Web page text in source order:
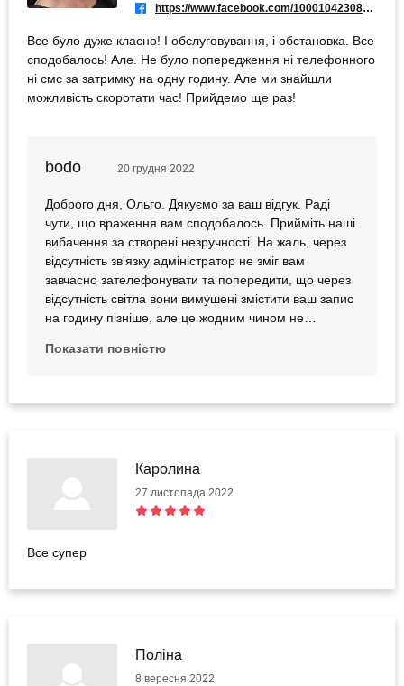
https://www.facebook.com/100010423084764
Все було дуже класно! І обслуговування, і обстановка. Все
сподобалось! Але. Не було попередження ні телефонного
ні смс за затримку на одну годину. Але ми знайшли
можливість скоротати час! Прийдемо ще раз!
bodo 20 грудня 2022
Доброго дня, Ольго. Дякуємо за ваш відгук. Раді
чути, що враження вам сподобалось. Прийміть наші
вибачення за створені незручності. На жаль, через
відсутність зв'язку адміністратор не зміг вам
завчасно зателефонувати та попередити, що через
відсутність світла вони вимушені змістити ваш запис
на годину пізніше, але це жодним чином не
адміністратором було проведено, щоб надалі
Показати повністю
Каролина
27 листопада 2022
Все супер
Поліна
8 вересня 2022